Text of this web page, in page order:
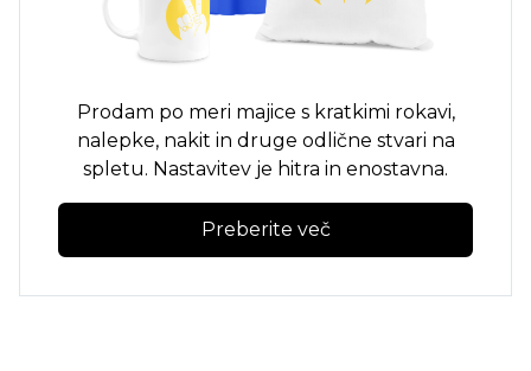
Prodam po meri majice s kratkimi rokavi,
nalepke, nakit in druge odlične stvari na
spletu. Nastavitev je hitra in enostavna.
Preberite več